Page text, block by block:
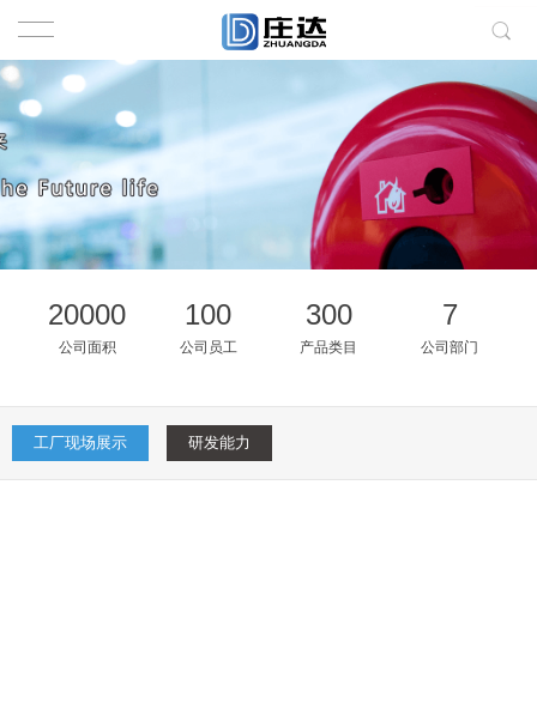
20000
公司面积
100
公司员工
300
产品类目
7
公司部门
工厂现场展示 研发能力